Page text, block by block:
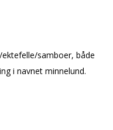
samboer, både
i navnet minnelund.